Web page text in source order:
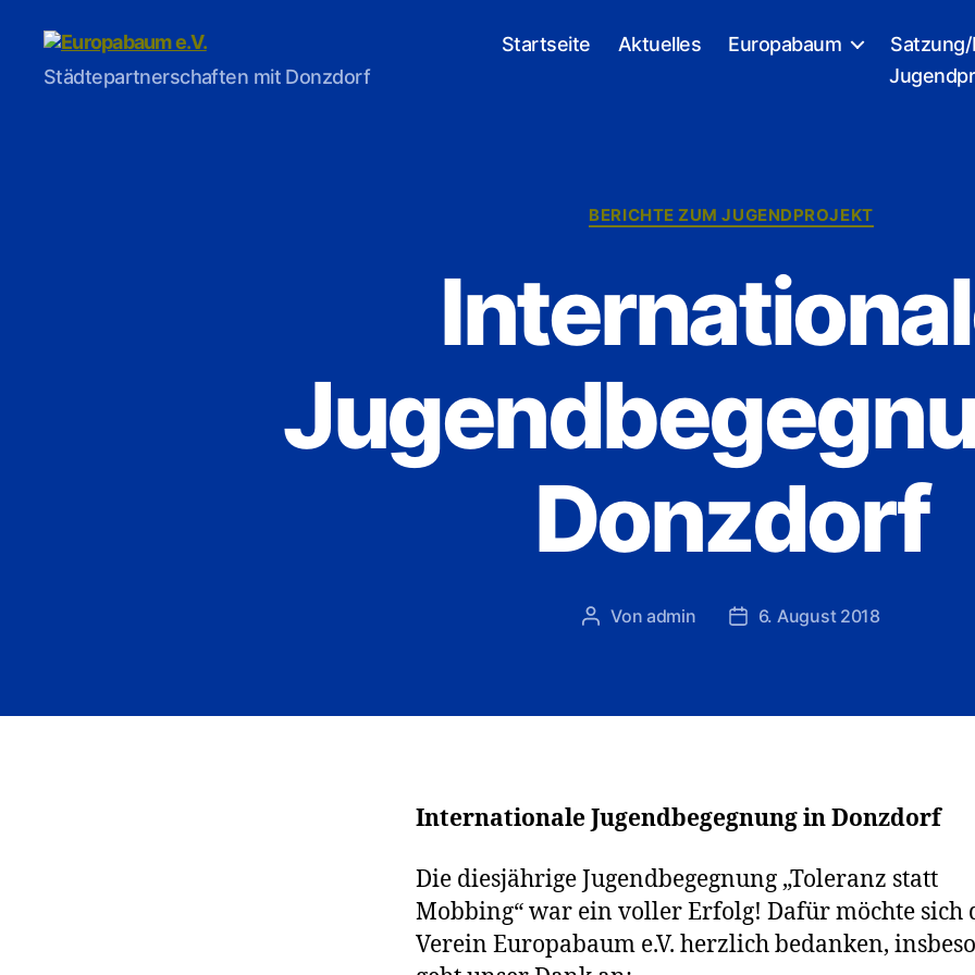
Europabaum
e.V.
Städtepartnerschaften mit Donzdorf
Startseite Aktuelles Europabaum
Kategorien
BERICHTE ZUM JUGENDPROJEKT
Donzdorf
Beitragsautor
Vonadmin Veröffentlichungsdatum
6. August 2018
Internationale Jugendbegegnung in Donzdorf
Die diesjährige Jugendbegegnung „Toleranz statt
Mobbing“ war ein voller Erfolg! Dafür möchte sich
Verein Europabaum e.V. herzlich bedanken,